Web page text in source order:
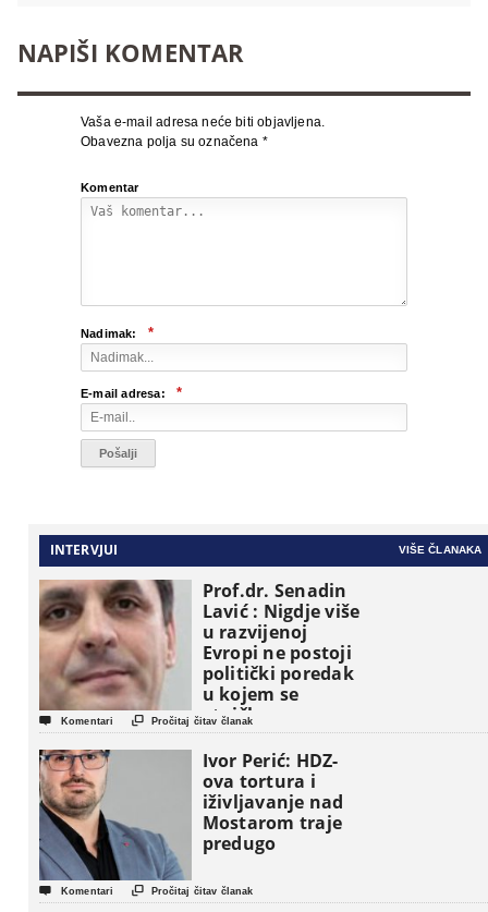
NAPIŠI KOMENTAR
Vaša e-mail adresa neće biti objavljena.
Obavezna polja su označena *
Komentar
Nadimak: *
E-mail adresa: *
INTERVJUI VIŠE ČLANAKA
Prof.dr. Senadin
Lavić : Nigdje više
u razvijenoj
Evropi ne postoji
politički poredak
u kojem se
etničke grupe
pojavljuju kao
osnovne
političke jedinice
 Komentari  Pročitaj čitav članak
Ivor Perić: HDZ-
ova tortura i
iživljavanje nad
Mostarom traje
predugo
 Komentari  Pročitaj čitav članak